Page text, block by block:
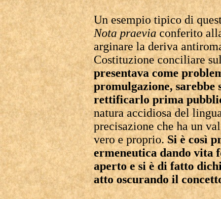
Un esempio tipico di
Nota praeviaconferito
arginare la deriva
Costituzione conciliare
presentava come
promulgazione,
rettificarlo prima
natura accidiosa del
precisazione che ha un
vero e proprio.Si è così
ermeneutica dando vita
aperto e si è di fatto
atto oscurando il